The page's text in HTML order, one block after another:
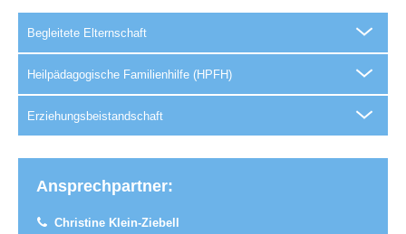
Begleitete Elternschaft
Heilpädagogische Familienhilfe (HPFH)
Erziehungsbeistandschaft
Ansprechpartner:
Christine Klein-Ziebell